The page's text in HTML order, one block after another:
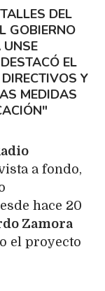
DEL
GOBIERNO
UNSE
EL
Y
MEDIDAS
a fondo,
hace 20
Zamora
el proyecto